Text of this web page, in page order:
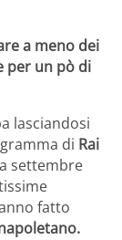
a meno dei
per un pò di
lasciandosi
di Rai
settembre
fatto